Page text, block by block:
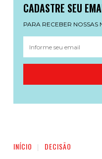
CADASTRE SEU
PARA RECEBER NOSSAS